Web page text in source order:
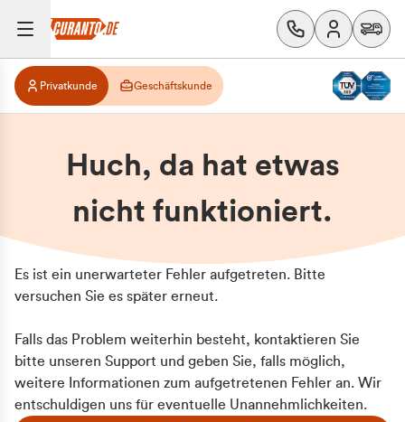
Privatkunde Geschäftskunde
Huch, da hat etwas
nicht funktioniert.
Es ist ein unerwarteter Fehler aufgetreten. Bitte
versuchen Sie es später erneut.
Falls das Problem weiterhin besteht, kontaktieren Sie
bitte unseren Support und geben Sie, falls möglich,
weitere Informationen zum aufgetretenen Fehler an. Wir
entschuldigen uns für eventuelle Unannehmlichkeiten.